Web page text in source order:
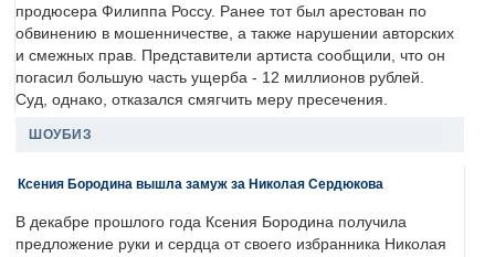
продюсера Филиппа Россу. Ранее тот был арестован по
обвинению в мошенничестве, а также нарушении авторских
и смежных прав. Представители артиста сообщили, что он
погасил большую часть ущерба - 12 миллионов рублей.
Суд, однако, отказался смягчить меру пресечения.
ШОУБИЗ
Ксения Бородина вышла замуж за Николая Сердюкова
В декабре прошлого года Ксения Бородина получила
предложение руки и сердца от своего избранника Николая